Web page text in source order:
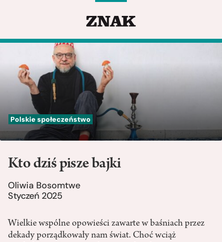
Polskie społeczeństwo
Kto dziś pisze bajki
Oliwia Bosomtwe
Styczeń 2025
Wielkie wspólne opowieści zawarte w baśniach przez
dekady porządkowały nam świat. Choć wciąż